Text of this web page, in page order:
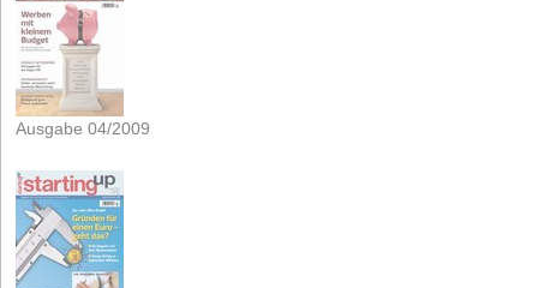
Ausgabe 04/2009